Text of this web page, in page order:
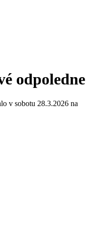
odpoledne
v sobotu 28.3.2026 na